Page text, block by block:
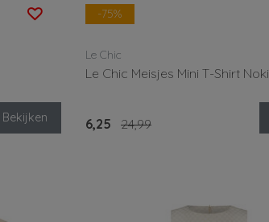
Bekijken
-75%
Le Chic
Le Chic Meisjes Mini T-Shirt Noki
6,25 24,99